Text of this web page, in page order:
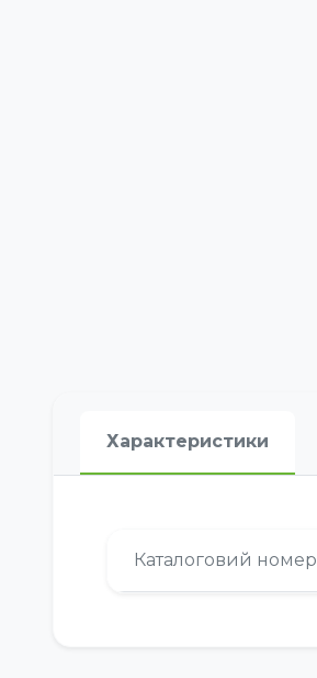
Характеристики
Каталоговий номер